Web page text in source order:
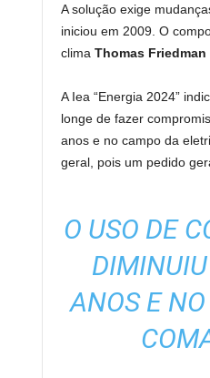
A solução exige
iniciou em 2009. O
clima Thomas Friedman
A Iea “Energia 2024”
longe de fazer
anos e no campo da
geral, pois um pedido
O USO DE
ANOS E